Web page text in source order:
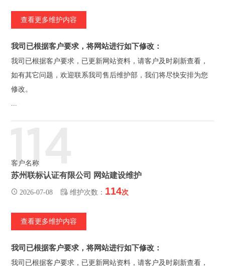
查看更多维护内容
我司已根据客户要求，将网站进行如下修改：
我司已根据客户要求，已更新网站资料，请客户及时刷新查看，
如有其它问题，欢迎联系我司售后维护部，我们将尽快安排为您
修改。
...
114
客户名称
苏州联标认证有限公司 网站建设维护
2026-07-08 维护次数： 114次
查看更多维护内容
我司已根据客户要求，将网站进行如下修改：
我司已根据客户要求，已更新网站资料，请客户及时刷新查看，